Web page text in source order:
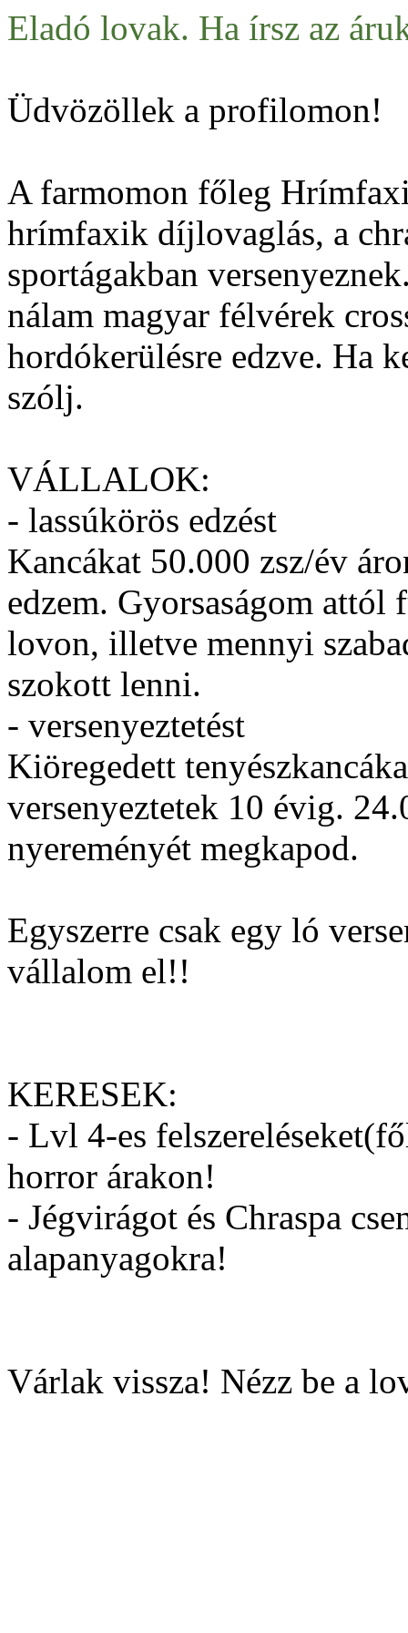
Eladó lovak. Ha írsz az
Üdvözöllek a profilomon!
A farmomon főleg
hrímfaxik díjlovaglás, a
sportágakban
nálam magyar félvérek
hordókerülésre edzve. Ha
szólj.
VÁLLALOK:
- lassúkörös edzést
Kancákat 50.000 zsz/év
edzem. Gyorsaságom
lovon, illetve mennyi
szokott lenni.
- versenyeztetést
Kiöregedett
versenyeztetek 10 évig.
nyereményét megkapod.
Egyszerre csak egy ló
vállalom el!!
KERESEK:
- Lvl 4-es
horror árakon!
- Jégvirágot és Chraspa
alapanyagokra!
Várlak vissza! Nézz be a